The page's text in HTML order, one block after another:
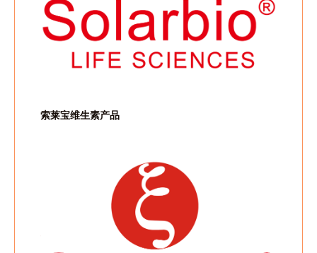
索莱宝维生素产品